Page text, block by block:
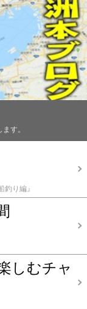
す。
釣り編』
しむチャ